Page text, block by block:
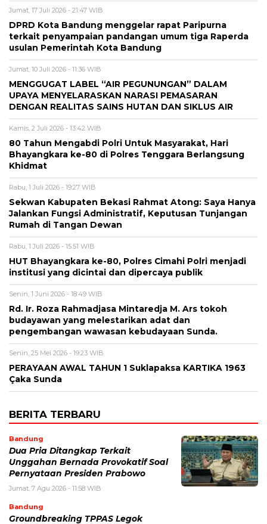
Jumat, 17 Juli 2026 - 21:47 WIB
DPRD Kota Bandung menggelar rapat Paripurna
terkait penyampaian pandangan umum tiga Raperda
usulan Pemerintah Kota Bandung
Jumat, 10 Juli 2026 - 11:36 WIB
MENGGUGAT LABEL “AIR PEGUNUNGAN” DALAM
UPAYA MENYELARASKAN NARASI PEMASARAN
DENGAN REALITAS SAINS HUTAN DAN SIKLUS AIR
Kamis, 2 Juli 2026 - 13:42 WIB
80 Tahun Mengabdi Polri Untuk Masyarakat, Hari
Bhayangkara ke-80 di Polres Tenggara Berlangsung
Khidmat
Rabu, 1 Juli 2026 - 19:27 WIB
Sekwan Kabupaten Bekasi Rahmat Atong: Saya Hanya
Jalankan Fungsi Administratif, Keputusan Tunjangan
Rumah di Tangan Dewan
Rabu, 1 Juli 2026 - 15:51 WIB
HUT Bhayangkara ke-80, Polres Cimahi Polri menjadi
institusi yang dicintai dan dipercaya publik
Senin, 1 Juni 2026 - 18:49 WIB
Rd. Ir. Roza Rahmadjasa Mintaredja M. Ars tokoh
budayawan yang melestarikan adat dan
pengembangan wawasan kebudayaan Sunda.
Senin, 25 Mei 2026 - 19:23 WIB
PERAYAAN AWAL TAHUN 1 Suklapaksa KARTIKA 1963
Çaka Sunda
BERITA TERBARU
Bandung
Dua Pria Ditangkap Terkait
Unggahan Bernada Provokatif Soal
Pernyataan Presiden Prabowo
Jumat, 7 Agu 2026 - 11:58 WIB
Bandung
Groundbreaking TPPAS Legok